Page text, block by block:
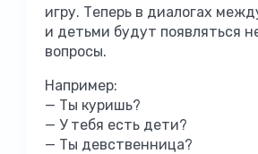
игру. Теперь в диалогах
и детьми будут появляться
вопросы.
Например:
— Ты куришь?
— У тебя есть дети?
— Ты девственница?